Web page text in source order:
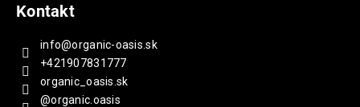
Kontakt
info@organic-oasis.sk
+421907831777
organic_oasis.sk
@organic.oasis